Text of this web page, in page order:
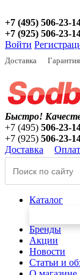
+7 (495) 506-23-
+7 (925) 506-23-
Войти
Доставка Гарантия
Быстро!
+7 (495) 506-23-
+7 (925) 506-23-
Доставка
Каталог
Бренды
Акции
Новости
Статьи и